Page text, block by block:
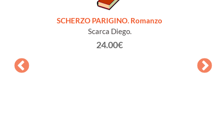
SCHERZO PARIGINO. Romanzo
Scarca Diego.
24.00€